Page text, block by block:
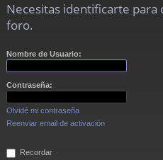
Necesitas identificarte para
foro.
Nombre de Usuario:
Contraseña:
Olvidé mi contraseña
Reenviar email de activación
Recordar